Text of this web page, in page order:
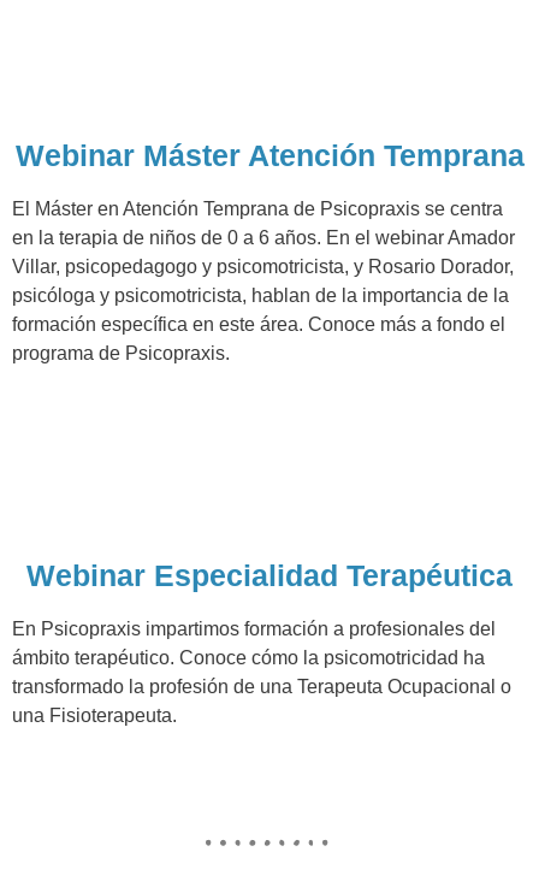
Webinar Máster Atención Temprana
El Máster en Atención Temprana de Psicopraxis se centra
en la terapia de niños de 0 a 6 años. En el webinar Amador
Villar, psicopedagogo y psicomotricista, y Rosario Dorador,
psicóloga y psicomotricista, hablan de la importancia de la
formación específica en este área. Conoce más a fondo el
programa de Psicopraxis.
Webinar Especialidad Terapéutica
En Psicopraxis impartimos formación a profesionales del
ámbito terapéutico. Conoce cómo la psicomotricidad ha
transformado la profesión de una Terapeuta Ocupacional o
una Fisioterapeuta.